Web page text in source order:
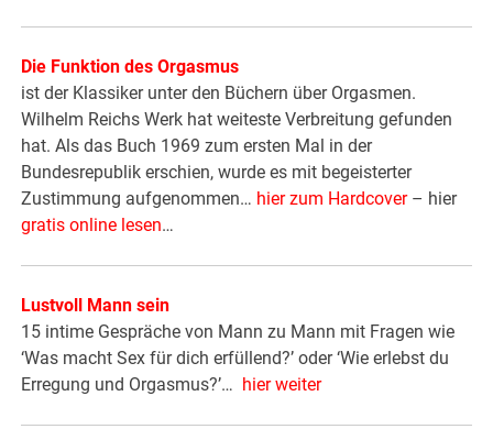
Die Funktion des Orgasmus
ist der Klassiker unter den Büchern über Orgasmen.
Wilhelm Reichs Werk hat weiteste Verbreitung gefunden
hat. Als das Buch 1969 zum ersten Mal in der
Bundesrepublik erschien, wurde es mit begeisterter
Zustimmung aufgenommen… hier zum Hardcover– hier
gratis online lesen…
Lustvoll Mann sein
15 intime Gespräche von Mann zu Mann mit Fragen wie
‘Was macht Sex für dich erfüllend?’ oder ‘Wie erlebst du
Erregung und Orgasmus?’… hier weiter